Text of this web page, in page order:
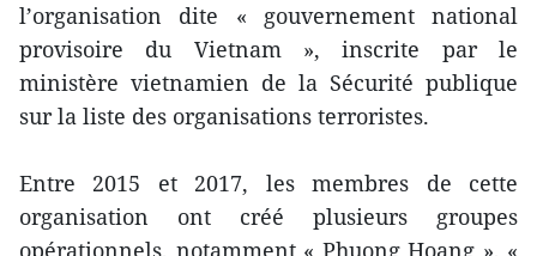
l’organisation dite « gouvernement national
provisoire du Vietnam », inscrite par le
ministère vietnamien de la Sécurité publique
sur la liste des organisations terroristes.
Entre 2015 et 2017, les membres de cette
organisation ont créé plusieurs groupes